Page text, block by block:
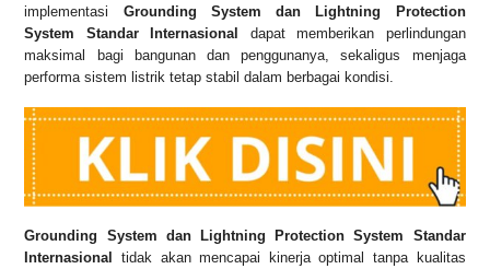
implementasi Grounding System dan Lightning Protection
System Standar Internasional
dapat memberikan perlindungan
maksimal bagi bangunan dan penggunanya, sekaligus menjaga
performa sistem listrik tetap stabil dalam berbagai kondisi.
Grounding System dan Lightning Protection System Standar
Internasional
tidak akan mencapai kinerja optimal tanpa kualitas